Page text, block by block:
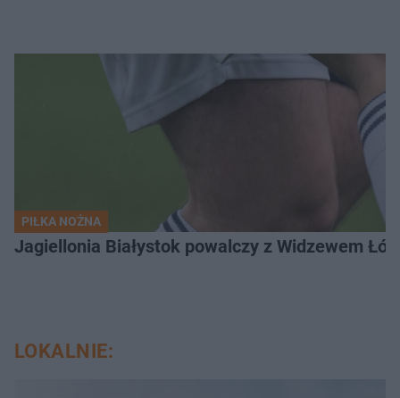
PIŁKA NOŻNA
Jagiellonia Białystok powalczy z Widzewem
LOKALNIE: